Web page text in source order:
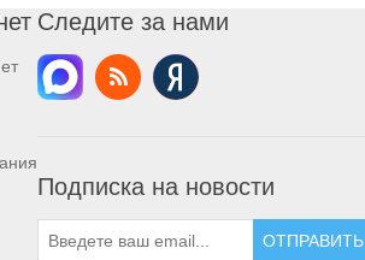
Следите за нами
Подписка на новости
ОТПРАВИТЬ